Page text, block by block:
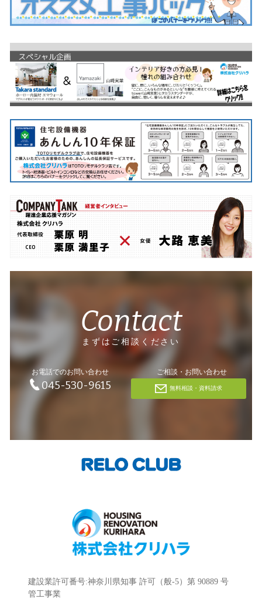
Contact
まずはご相談ください
お電話でのお問い合わせ
045-530-9615
ご相談・お問い合わせ
無料相談・資料請求
建設業許可番号:神奈川県知事 許可（般-5）第 90889 号
管工事業